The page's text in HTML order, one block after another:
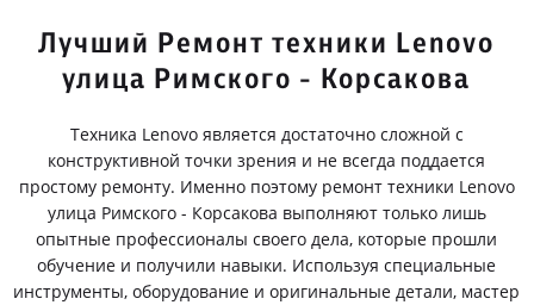
Лучший Ремонт техники Lenovo
улица Римского - Корсакова
Техника Lenovo является достаточно сложной с
конструктивной точки зрения и не всегда поддается
простому ремонту. Именно поэтому ремонт техники Lenovo
улица Римского - Корсакова выполняют только лишь
опытные профессионалы своего дела, которые прошли
обучение и получили навыки. Используя специальные
инструменты, оборудование и оригинальные детали, мастер